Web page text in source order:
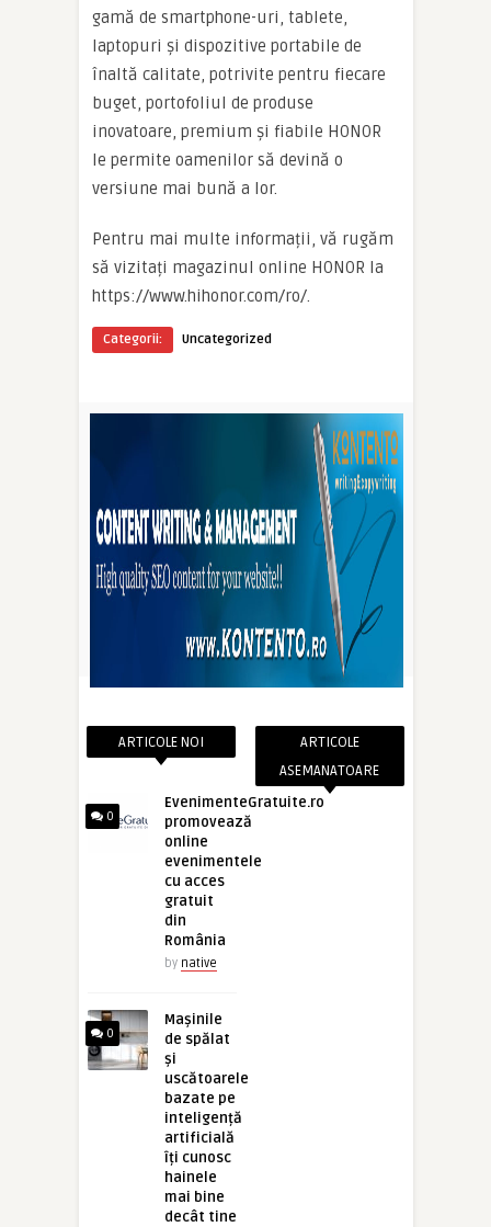
gamă de smartphone-uri, tablete,
laptopuri și dispozitive portabile de
înaltă calitate, potrivite pentru fiecare
buget, portofoliul de produse
inovatoare, premium și fiabile HONOR
le permite oamenilor să devină o
versiune mai bună a lor.
Pentru mai multe informații, vă rugăm
să vizitați magazinul online HONOR la
https://www.hihonor.com/ro/.
Categorii: Uncategorized
ARTICOLE NOI
0
EvenimenteGratuite.ro
promovează
online
evenimentele
cu acces
gratuit
din
România
by native
0
Mașinile
de spălat
și
uscătoarele
bazate pe
inteligență
artificială
îți cunosc
hainele
mai bine
decât tine
ARTICOLE
ASEMANATOARE